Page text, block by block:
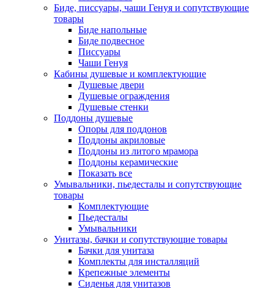
Биде, писсуары, чаши Генуя и сопутствующие
товары
Биде напольные
Биде подвесное
Писсуары
Чаши Генуя
Кабины душевые и комплектующие
Душевые двери
Душевые ограждения
Душевые стенки
Поддоны душевые
Опоры для поддонов
Поддоны акриловые
Поддоны из литого мрамора
Поддоны керамические
Показать все
Умывальники, пьедесталы и сопутствующие
товары
Комплектующие
Пьедесталы
Умывальники
Унитазы, бачки и сопутствующие товары
Бачки для унитаза
Комплекты для инсталляций
Крепежные элементы
Сиденья для унитазов